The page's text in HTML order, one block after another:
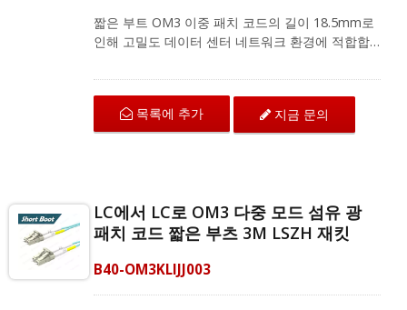
짧은 부트 OM3 이중 패치 코드의 길이 18.5mm로
인해 고밀도 데이터 센터 네트워크 환경에 적합합
는 구부림 저항 섬유로 뛰어난 기계적 보호와 IEC
및 ANSI/TIA 표준에 따른 우수한 전송 품질을 제공
합니다. 다중 모드 이중 패치 코드는 지역 네트워크,
광섬유 통신 시스템 및 CATV 응용 프로그램을 위
목록에 추가 지금 문의
LC에서 LC로 OM3 다중 모드 섬유 광
패치 코드 짧은 부츠 3M LSZH 재킷
B40-OM3KLIJJ003